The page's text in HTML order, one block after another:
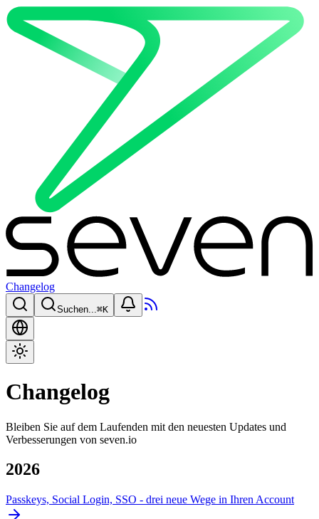
Changelog
Suchen... ⌘K
Changelog
Bleiben Sie auf dem Laufenden mit den neuesten Updates und
Verbesserungen von seven.io
2026
Passkeys, Social Login, SSO - drei neue Wege in Ihren Account